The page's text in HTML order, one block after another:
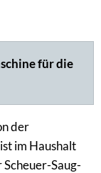
für die
der
im Haushalt
Saug-